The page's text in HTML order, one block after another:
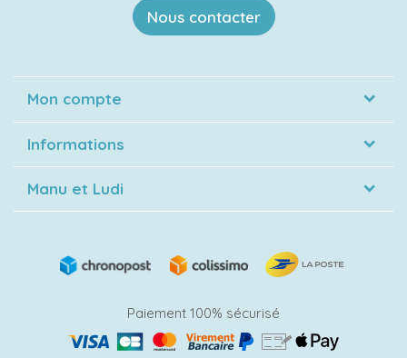
Nous contacter
Mon compte
Informations
Manu et Ludi
Paiement 100% sécurisé